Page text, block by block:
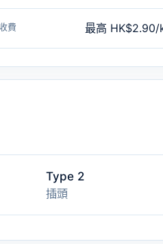
收費 最高 HK$2.90/
Type 2
插頭